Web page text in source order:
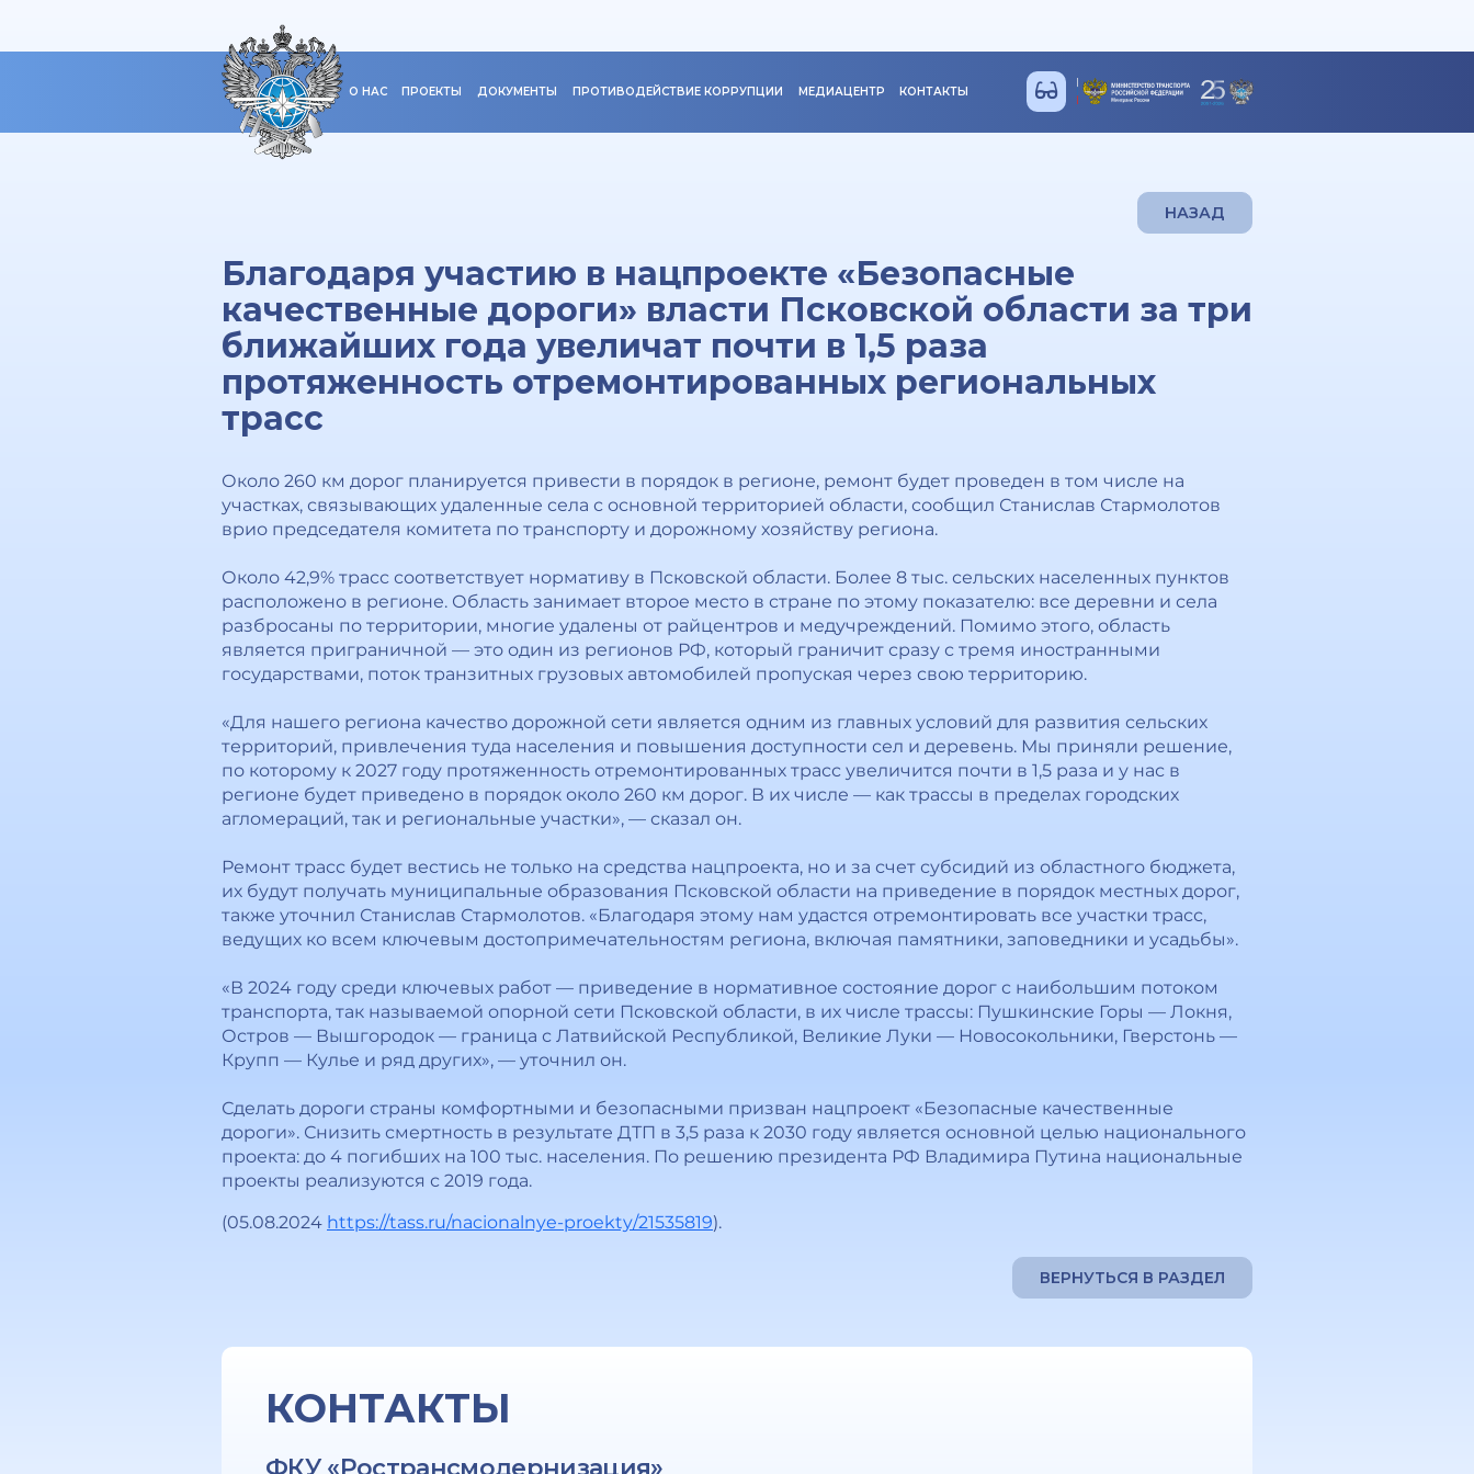
О НАС ПРОЕКТЫ ДОКУМЕНТЫ ПРОТИВОДЕЙСТВИЕ КОРРУПЦИИ МЕДИАЦЕНТР КОНТАКТЫ
НАЗАД
Благодаря участию в нацпроекте «Безопасные
качественные дороги» власти Псковской области за три
ближайших года увеличат почти в 1,5 раза
протяженность отремонтированных региональных
трасс
Около 260 км дорог планируется привести в порядок в регионе, ремонт будет проведен в том числе на
участках, связывающих удаленные села с основной территорией области, сообщил Станислав Стармолотов
врио председателя комитета по транспорту и дорожному хозяйству региона.
Около 42,9% трасс соответствует нормативу в Псковской области. Более 8 тыс. сельских населенных пунктов
расположено в регионе. Область занимает второе место в стране по этому показателю: все деревни и села
разбросаны по территории, многие удалены от райцентров и медучреждений. Помимо этого, область
является приграничной — это один из регионов РФ, который граничит сразу с тремя иностранными
государствами, поток транзитных грузовых автомобилей пропуская через свою территорию.
«Для нашего региона качество дорожной сети является одним из главных условий для развития сельских
территорий, привлечения туда населения и повышения доступности сел и деревень. Мы приняли решение,
по которому к 2027 году протяженность отремонтированных трасс увеличится почти в 1,5 раза и у нас в
регионе будет приведено в порядок около 260 км дорог. В их числе — как трассы в пределах городских
агломераций, так и региональные участки», — сказал он.
Ремонт трасс будет вестись не только на средства нацпроекта, но и за счет субсидий из областного бюджета,
их будут получать муниципальные образования Псковской области на приведение в порядок местных дорог,
также уточнил Станислав Стармолотов. «Благодаря этому нам удастся отремонтировать все участки трасс,
ведущих ко всем ключевым достопримечательностям региона, включая памятники, заповедники и усадьбы».
«В 2024 году среди ключевых работ — приведение в нормативное состояние дорог с наибольшим потоком
транспорта, так называемой опорной сети Псковской области, в их числе трассы: Пушкинские Горы — Локня,
Остров — Вышгородок — граница с Латвийской Республикой, Великие Луки — Новосокольники, Гверстонь —
Крупп — Кулье и ряд других», — уточнил он.
Сделать дороги страны комфортными и безопасными призван нацпроект «Безопасные качественные
дороги». Снизить смертность в результате ДТП в 3,5 раза к 2030 году является основной целью национального
проекта: до 4 погибших на 100 тыс. населения. По решению президента РФ Владимира Путина национальные
проекты реализуются с 2019 года.
(05.08.2024 https://tass.ru/nacionalnye-proekty/21535819).
ВЕРНУТЬСЯ В РАЗДЕЛ
КОНТАКТЫ
ФКУ «Ространсмодернизация»